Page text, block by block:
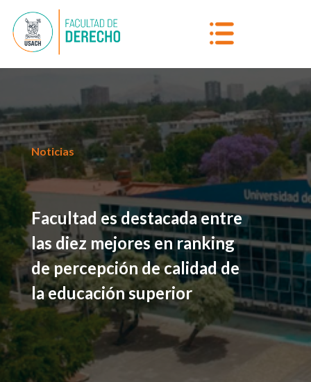
Noticias
Facultad es destacada entre
las diez mejores en ranking
de percepción de calidad de
la educación superior